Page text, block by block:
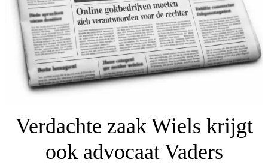
Verdachte zaak Wiels krijgt
ook advocaat Vaders